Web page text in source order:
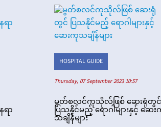
ာ
HOSPITAL GUIDE
Thursday, 07 September 2023 10:57
မွတ်စလင်ကုသိုလ်ဖြစ် ဆေးရုံတွင်
ပြသနိုင်မည့် ရောဂါများနှင့် ဆေ
သချိန်များ